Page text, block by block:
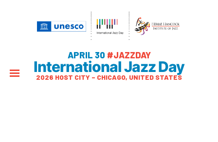
APRIL 30 #JAZZDAY
International Jazz Day
2026 HOST CITY – CHICAGO, UNITED STATES